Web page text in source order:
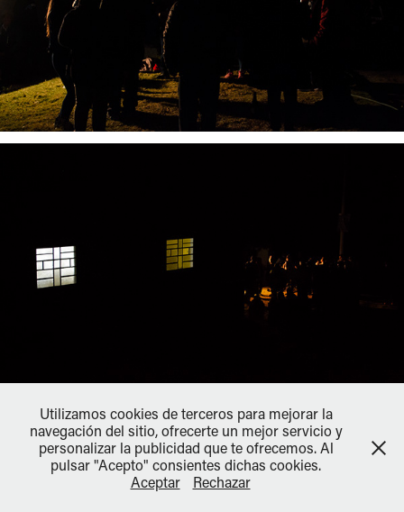
Utilizamos cookies de terceros para mejorar la
navegación del sitio, ofrecerte un mejor servicio y
personalizar la publicidad que te ofrecemos. Al
pulsar "Acepto" consientes dichas cookies.
Aceptar
Rechazar